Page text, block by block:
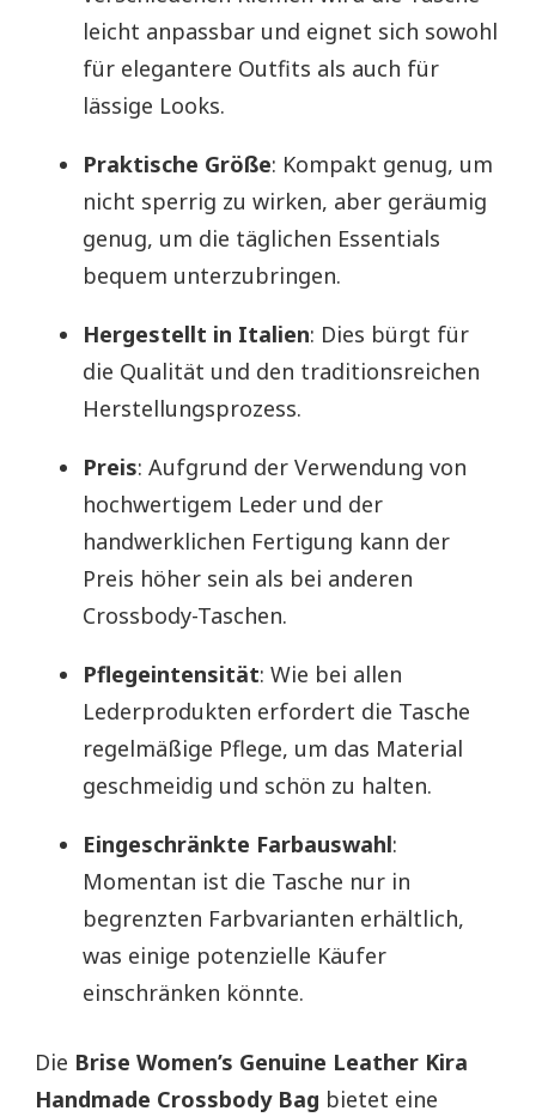
leicht anpassbar und eignet sich sowohl
für elegantere Outfits als auch für
lässige Looks.
Praktische Größe: Kompakt genug, um
nicht sperrig zu wirken, aber geräumig
genug, um die täglichen Essentials
bequem unterzubringen.
Hergestellt in Italien: Dies bürgt für
die Qualität und den traditionsreichen
Herstellungsprozess.
Preis: Aufgrund der Verwendung von
hochwertigem Leder und der
handwerklichen Fertigung kann der
Preis höher sein als bei anderen
Crossbody-Taschen.
Pflegeintensität: Wie bei allen
Lederprodukten erfordert die Tasche
regelmäßige Pflege, um das Material
geschmeidig und schön zu halten.
Eingeschränkte Farbauswahl:
Momentan ist die Tasche nur in
begrenzten Farbvarianten erhältlich,
was einige potenzielle Käufer
einschränken könnte.
Die Brise Women’s Genuine Leather Kira
Handmade Crossbody Bag bietet eine